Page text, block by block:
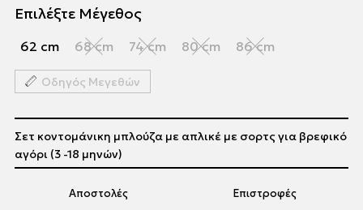
Επιλέξτε Μέγεθος
62 cm 68 cm 74 cm 80 cm 86 cm
Οδηγός Μεγεθών
Αποστολές Επιστροφές
Σετ κοντομάνικη μπλούζα με απλικέ με σορτς για βρεφικό
αγόρι (3 -18 μηνών)